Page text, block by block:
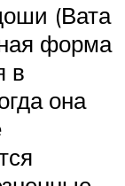
(Вата
форма
в
она